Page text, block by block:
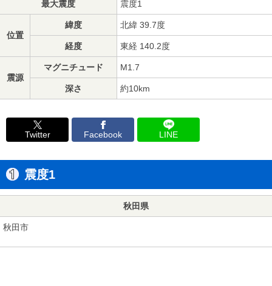
最大震度 震度1
位置
緯度 北緯 39.7度
経度 東経 140.2度
震源
マグニチュード M1.7
深さ 約10km
Twitter Facebook LINE
震度1
秋田県
秋田市